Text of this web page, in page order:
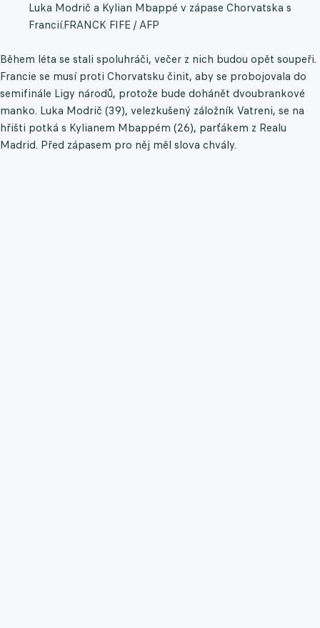
Luka Modrič a Kylian Mbappé v zápase Chorvatska s
Francií.FRANCK FIFE / AFP
Během léta se stali spoluhráči, večer z nich budou opět soupeři.
Francie se musí proti Chorvatsku činit, aby se probojovala do
semifinále Ligy národů, protože bude dohánět dvoubrankové
manko. Luka Modrič (39), velezkušený záložník Vatreni, se na
hřišti potká s Kylianem Mbappém (26), parťákem z Realu
Madrid. Před zápasem pro něj měl slova chvály.